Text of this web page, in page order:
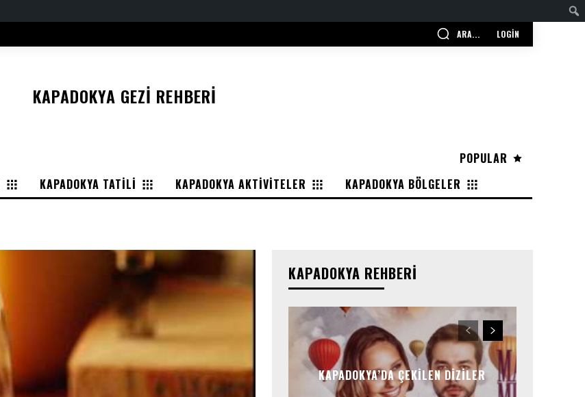
ARA... LOGIN
KAPADOKYA GEZI REHBERI
POPULAR
KAPADOKYA TATILI KAPADOKYA AKTIVITELER KAPADOKYA BÖLGELER
KAPADOKYA REHBERI
KAPADOKYA’DA ÇEKILEN DIZILER